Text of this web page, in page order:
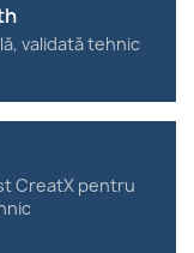
validată tehnic
CreatX pentru